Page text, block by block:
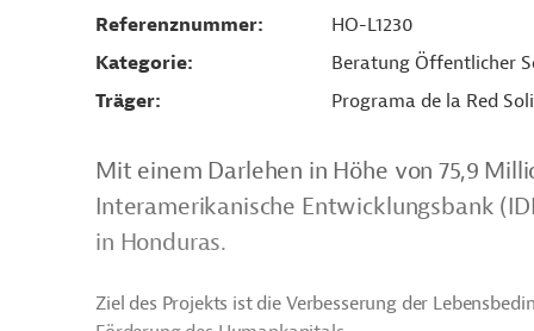
Referenznummer
HO-L1230
Kategorie
Beratung Öffentlicher
Träger
Programa de la Red
Mit einem Darlehen in Höhe von 75,9
Interamerikanische Entwicklungsbank
in Honduras.
Ziel des Projekts ist die Verbesserung der